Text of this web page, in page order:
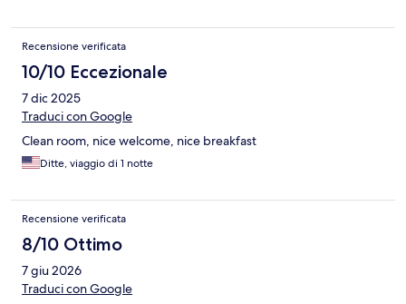
Recensione verificata
10/10 Eccezionale
7 dic 2025
Traduci con Google
Clean room, nice welcome, nice breakfast
Ditte, viaggio di 1 notte
Recensione verificata
8/10 Ottimo
7 giu 2026
Traduci con Google